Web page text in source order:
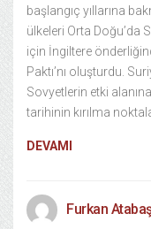
başlangıç yıllarına
ülkeleri Orta Doğu’da
için İngiltere
Paktı’nı oluşturdu.
Sovyetlerin etki
tarihinin kırılma
DEVAMI
Furkan